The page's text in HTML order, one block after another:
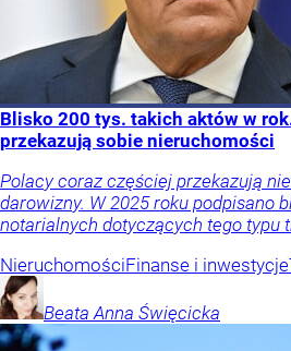
Blisko 200 tys. takich aktów w
przekazują sobie nieruchomości
Polacy coraz częściej przekazują
darowizny. W 2025 roku podpisano
notarialnych dotyczących tego typu
NieruchomościFinanse i inwestycje
Beata Anna Święcicka